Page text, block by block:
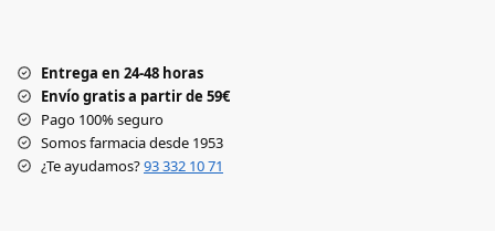
Entrega en 24-48 horas
Envío gratis a partir de 59€
Pago 100% seguro
Somos farmacia desde 1953
¿Te ayudamos?93 332 10 71